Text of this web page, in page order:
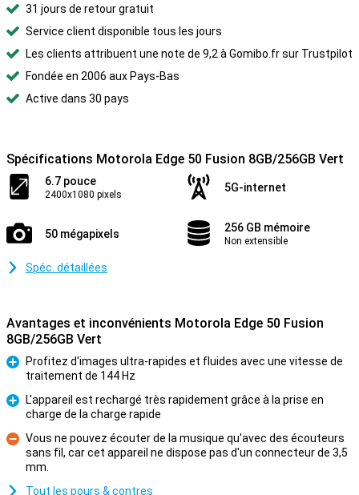
31 jours de retour gratuit
Service client disponible tous les jours
Les clients attribuent une note de 9,2 à Gomibo.fr sur Trustpilot
Fondée en 2006 aux Pays-Bas
Active dans 30 pays
Spécifications Motorola Edge 50 Fusion 8GB/256GB Vert
6.7 pouce
2400x1080 pixels
5G-internet
50 mégapixels 256 GB mémoire
Non extensible
Spéc. détaillées
Avantages et inconvénients Motorola Edge 50 Fusion
8GB/256GB Vert
Pour
Profitez d'images ultra-rapides et fluides avec une vitesse de
traitement de 144 Hz
Pour
L'appareil est rechargé très rapidement grâce à la prise en
charge de la charge rapide
Contre
Vous ne pouvez écouter de la musique qu'avec des écouteurs
sans fil, car cet appareil ne dispose pas d'un connecteur de 3,5
mm.
Tout les pours & contres